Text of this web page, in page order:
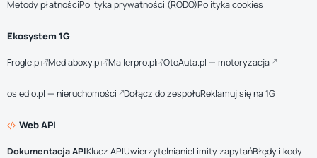
Metody płatnościPolityka prywatności (RODO)Polityka cookies
Ekosystem 1G
Frogle.pl Mediaboxy.pl Mailerpro.pl OtoAuta.pl — motoryzacja
osiedlo.pl — nieruchomości Dołącz do zespołuReklamuj się na 1G
Web API
Dokumentacja APIKlucz APIUwierzytelnianieLimity zapytańBłędy i kody